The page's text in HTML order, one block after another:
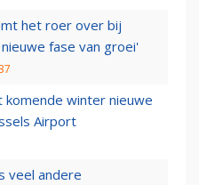
het roer over bij
fase van groei'
komende winter nieuwe
Airport
veel andere